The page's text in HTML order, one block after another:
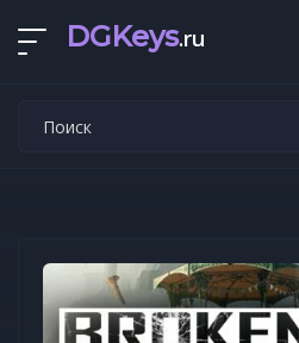
DGKeys.ru